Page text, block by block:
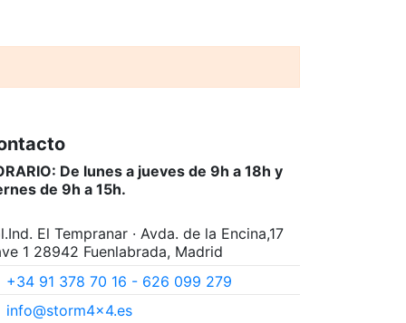
De lunes a jueves de 9h a 18h y
de 9h a 15h.
El Tempranar · Avda. de la Encina,17
1 28942 Fuenlabrada, Madrid
+34 91 378 70 16 - 626 099 279
info@storm4x4.es